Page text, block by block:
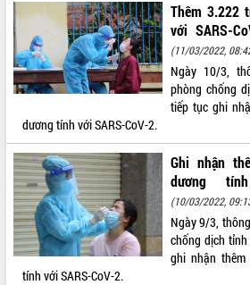
VĂN BẢN HĐND TỈNH
ĐIỂM TIN VĂN BẢN
Thêm 3.222
với SARS-
(11/03/2022,
Ngày 10/3,
phòng chống
tiếp tục ghi
dương tính với SARS-CoV-2.
Ghi nhận
dương
(10/03/2022,
Ngày 9/3,
chống dịch
ghi nhận
tính với SARS-CoV-2.